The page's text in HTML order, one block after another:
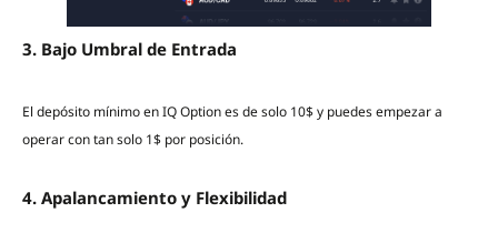
3. Bajo Umbral de Entrada
El depósito mínimo en IQ Option es de solo 10$ y puedes empezar a
operar con tan solo 1$ por posición.
4. Apalancamiento y Flexibilidad